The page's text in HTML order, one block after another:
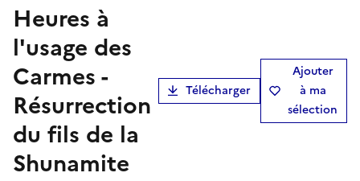
Heures à
l'usage des
Carmes -
Résurrection
du fils de la
Shunamite
Télécharger
Ajouter
à ma
sélection